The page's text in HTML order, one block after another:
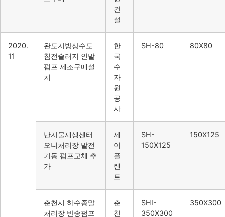
건
설
2020.
11
완도지방상수도
침전슬러지 인발
펌프 제조구매설
치
한
국
수
자
원
공
사
SH-80 80X80
난지물재생센터
오니처리장 발전
기동 펌프교체 추
가
제
이
플
랜
트
SH-
150X125
150X125
춘천시 하수종말
처리장 반송펌프
춘
천
SHI-
350X300
350X300